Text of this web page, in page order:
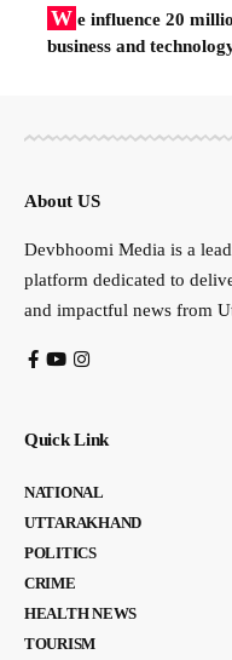
W e influence 20
business and
About US
Devbhoomi Media is a
platform dedicated to
and impactful news from
Quick Link
NATIONAL
UTTARAKHAND
POLITICS
CRIME
HEALTH NEWS
TOURISM